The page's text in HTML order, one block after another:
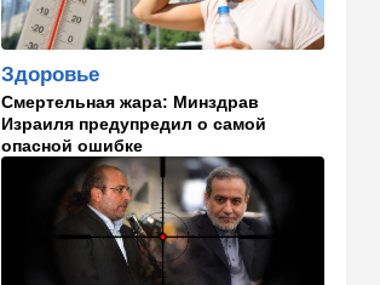
13:58 Здоровье
Какие продукты помогают
что выяснили ученые
13:47 Ближний Восток
Турция все ближе подходит
к опасной черте в
отношениях с Израилем:
провокационное заявление
Здоровье
Смертельная жара: Минздрав
Израиля предупредил о самой
опасной ошибке